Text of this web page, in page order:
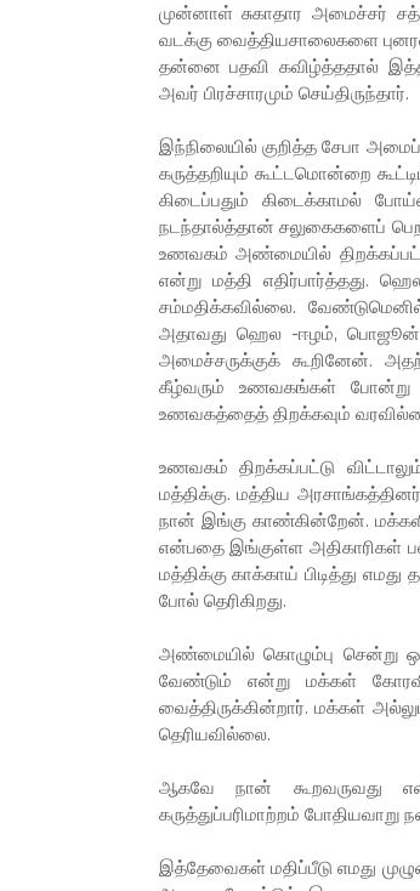
முன்னாள் சுகாதார அமைச்சர்
வடக்கு வைத்தியசாலைகளை
தன்னை பதவி கவிழ்த்ததால்
அவர் பிரச்சாரமும் செய்திருந்தார்.
இந்நிலையில் குறித்த சேபா
கருத்தறியும் கூட்டமொன்றை
கிடைப்பதும் கிடைக்காமல்
நடந்தால்த்தான் சலுகைகளைப்
உணவகம் அண்மையில்
என்று மத்தி எதிர்பார்த்தது.
சம்மதிக்கவில்லை.
அதாவது ஹெல -ஈழம்,
அமைச்சருக்குக் கூறினேன்.
கீழ்வரும் உணவகங்கள் போன்று
உணவகத்தைத் திறக்கவும்
உணவகம் திறக்கப்பட்டு
மத்திக்கு. மத்திய
நான் இங்கு காண்கின்றேன்.
என்பதை இங்குள்ள அதிகாரிகள்
மத்திக்கு காக்காய் பிடித்து
போல் தெரிகிறது.
அண்மையில் கொழும்பு சென்று
வேண்டும் என்று மக்கள்
வைத்திருக்கின்றார். மக்கள்
தெரியவில்லை.
ஆகவே நான் கூறவருவது
கருத்துப்பரிமாற்றம்
இத்தேவைகள் மதிப்பீடு எமது